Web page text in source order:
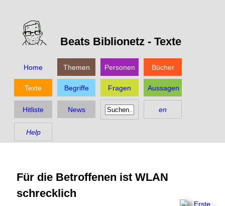
Beats Biblionetz - Texte
Home Themen Personen Bücher
Texte Begriffe Fragen Aussagen
Hitliste News en
Help
Für die Betroffenen ist WLAN
schrecklich